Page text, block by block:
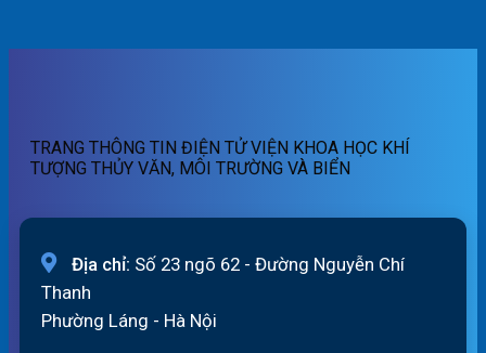
07/8/2026
01h
lũ
dự
TRANG THÔNG TIN ĐIỆN TỬ VIỆN KHOA HỌC KHÍ
TƯỢNG THỦY VĂN, MÔI TRƯỜNG VÀ BIỂN
Địa chỉ: Số 23 ngõ 62 - Đường Nguyễn Chí
Thanh
Phường Láng - Hà Nội